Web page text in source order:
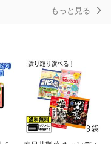
もっと見る